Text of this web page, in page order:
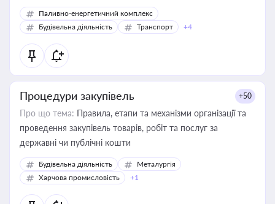
Паливно-енергетичний комплекс
Будівельна діяльність
Транспорт +4
Процедури закупівель +50
Про що тема: Правила, етапи та механізми організації та
проведення закупівель товарів, робіт та послуг за
державні чи публічні кошти
Будівельна діяльність
Металургія
Харчова промисловість
+1